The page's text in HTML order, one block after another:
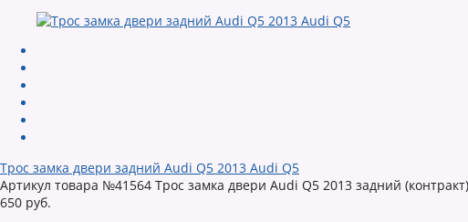
Трос замка двери задний Audi Q5 2013 Audi Q5
Артикул товара №41564 Трос замка двери Audi Q5 2013 задний
650 руб.